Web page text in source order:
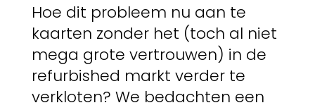
Hoe dit probleem nu aan te
kaarten zonder het (toch al niet
mega grote vertrouwen) in de
refurbished markt verder te
verkloten? We bedachten een